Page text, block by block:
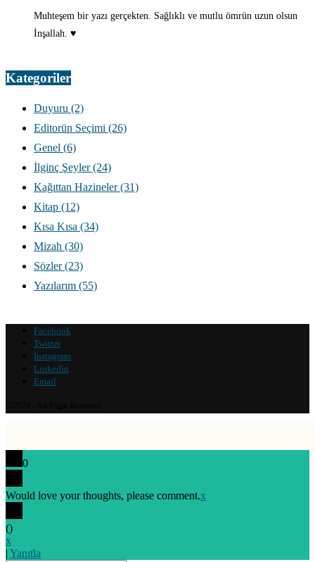
Muhteşem bir yazı gerçekten. Sağlıklı ve mutlu ömrün uzun olsun
İnşallah. ♥️
Kategoriler
Duyuru (2)
Editorün Seçimi (26)
Genel (6)
İlginç Şeyler(24)
Kağıttan Hazineler(31)
Kitap (12)
Kısa Kısa (34)
Mizah (30)
Sözler(23)
Yazılarım (55)
Facebook
Twitter
Instagram
Linkedin
Email
0
Would love your thoughts, please comment.x
()
x
| Yanıtla